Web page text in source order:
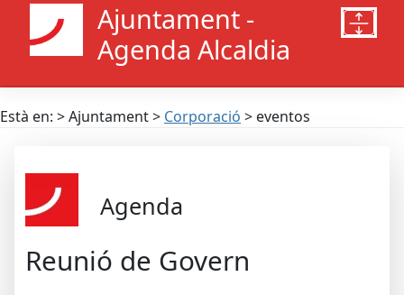
Ajuntament -
Agenda Alcaldia
Està en: > Ajuntament > Corporació > eventos
Agenda
Reunió de Govern